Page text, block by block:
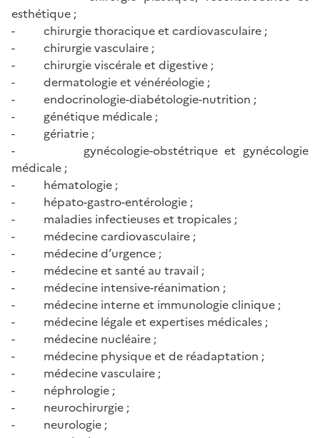
esthétique ;
- chirurgie thoracique et cardiovasculaire ;
- chirurgie vasculaire ;
- chirurgie viscérale et digestive ;
- dermatologie et vénéréologie ;
- endocrinologie-diabétologie-nutrition ;
- génétique médicale ;
- gériatrie ;
- gynécologie-obstétrique et gynécologie
médicale ;
- hématologie ;
- hépato-gastro-entérologie ;
- maladies infectieuses et tropicales ;
- médecine cardiovasculaire ;
- médecine d’urgence ;
- médecine et santé au travail ;
- médecine intensive-réanimation ;
- médecine interne et immunologie clinique ;
- médecine légale et expertises médicales ;
- médecine nucléaire ;
- médecine physique et de réadaptation ;
- médecine vasculaire ;
- néphrologie ;
- neurochirurgie ;
- neurologie ;